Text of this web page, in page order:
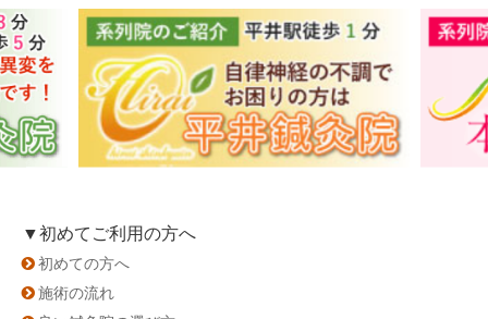
▼初めてご利用の方へ
初めての方へ
施術の流れ